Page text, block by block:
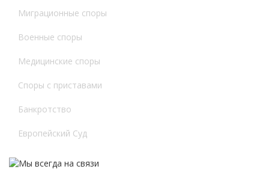
Миграционные споры
Военные споры
Медицинские споры
Споры с приставами
Банкротство
Европейский Суд